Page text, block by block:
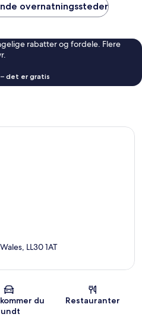
overnatningssteder
rabatter og fordele. Flere
det er gratis
Kort
LL30 1AT
du
Restauranter